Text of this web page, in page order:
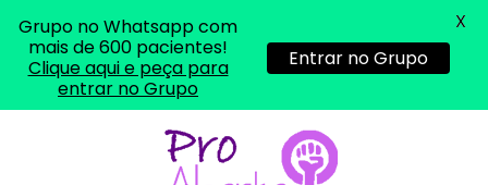
Grupo no Whatsapp com
mais de 600 pacientes!
Clique aqui e peça para
entrar no Grupo
Entrar no Grupo
X